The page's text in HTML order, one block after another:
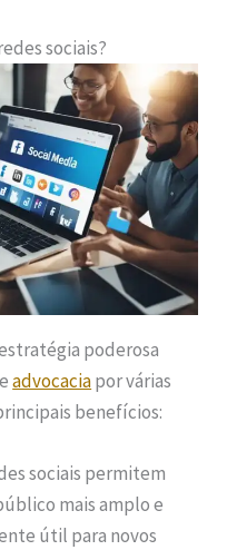
sociais?
poderosa
advocaciapor várias
benefícios:
sociais permitem
mais amplo e
útil para novos